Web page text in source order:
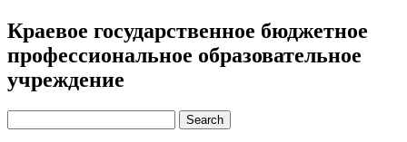
Краевое государственное бюджетное
профессиональное образовательное
учреждение